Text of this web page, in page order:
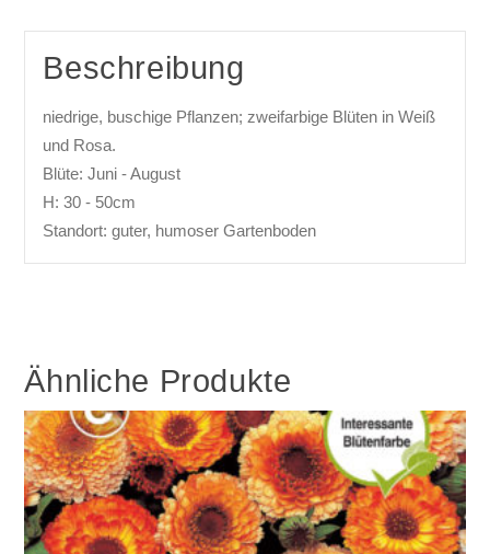
Beschreibung
niedrige, buschige Pflanzen; zweifarbige Blüten in Weiß
und Rosa.
Blüte: Juni - August
H: 30 - 50cm
Standort: guter, humoser Gartenboden
Ähnliche Produkte